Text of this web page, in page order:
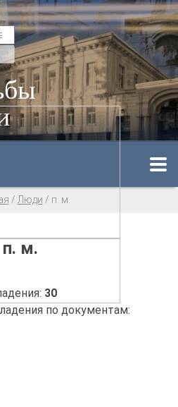
/ Люди / п. м.
п. м.
30
по документам: